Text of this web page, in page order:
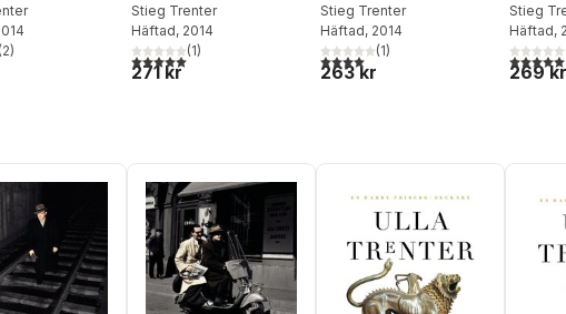
stjärnor. Totalt antal röster:
(2)
Stieg Trenter
Häftad, 2014
5,0utav 5 stjärnor. Totalt antal röster:
(1)
271 kr
Stieg Trenter
Häftad, 2014
4,0utav 5 stjärnor. Totalt antal röster:
(1)
263 kr
Stieg
Häftad,
5,0utav
269 kr